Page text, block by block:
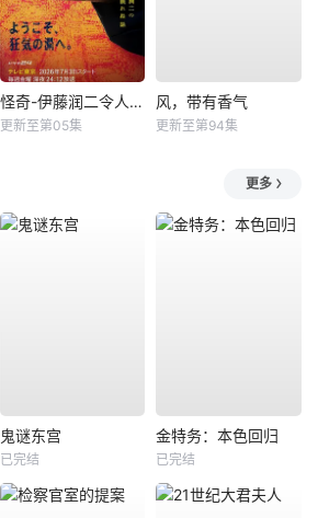
怪奇-伊藤润二令人彻夜难眠的奇异故事－
更新至第05集
风，带有香气
更新至第94集
更多
鬼谜东宫
已完结
金特务：本色回归
已完结